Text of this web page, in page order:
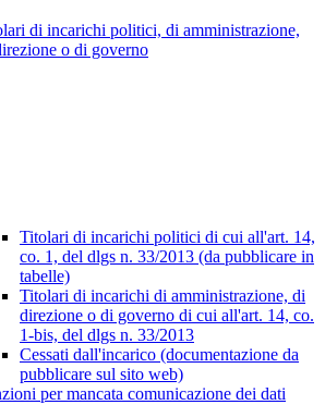
di incarichi politici, di amministrazione,
o di governo
Titolari di incarichi politici di cui all'art. 14,
co. 1, del dlgs n. 33/2013 (da pubblicare in
tabelle)
Titolari di incarichi di amministrazione, di
direzione o di governo di cui all'art. 14, co.
1-bis, del dlgs n. 33/2013
Cessati dall'incarico (documentazione da
pubblicare sul sito web)
per mancata comunicazione dei dati